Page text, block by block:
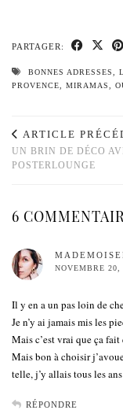
PARTAGER:
BONNES ADRESSES,
PROVENCE, MIRAMAS,
ARTICLE
UN BRIN DE DÉCO
POSTERLOUNGE
6
NOVEMBRE
Il y en a un pas loin de
Je n’y ai jamais mis les
Mais c’est vrai que ça fait
Mais bon à choisir
telle, j’y allais tous les
RÉPONDRE